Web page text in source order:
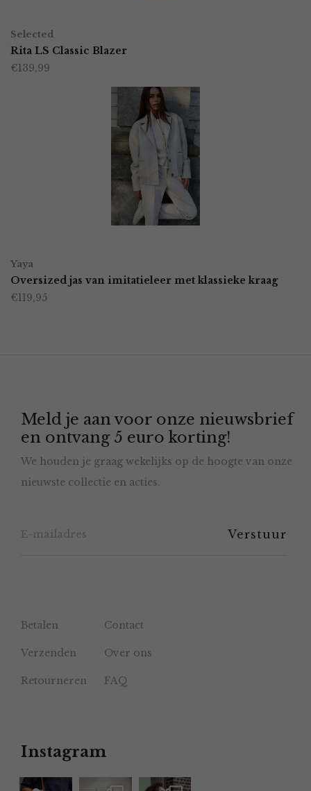
product
heeft
op
de
productpagina
Selected
Rita LS Classic Blazer
€139,99
product
heeft
kan
gekozen
worden
op
productpagina
Yaya
Oversized jas van imitatieleer met klassieke kraag
€119,95
Meld je aan voor onze nieuwsbrief
en ontvang 5 euro korting!
We houden je graag wekelijks op de hoogte van onze
nieuwste collectie en acties.
Betalen Contact
Verzenden Over ons
Retourneren FAQ
Instagram